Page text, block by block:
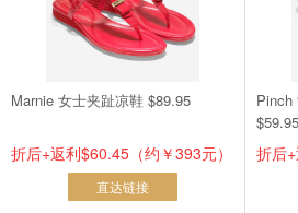
Marnie 女士夹趾凉鞋 $89.95
折后+返利$60.45（约￥393元）
直达链接
Pinch
$59.95
折后